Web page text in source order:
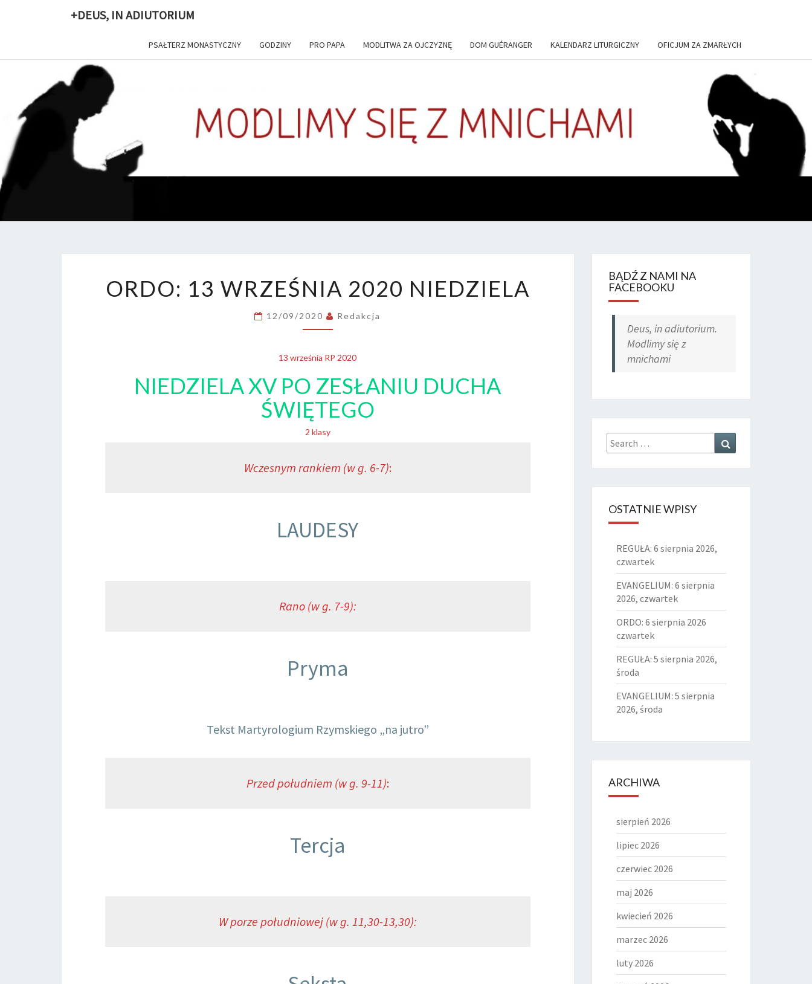
+DEUS, IN ADIUTORIUM
PSAŁTERZ MONASTYCZNY GODZINY PRO PAPA MODLITWA ZA OJCZYZNĘ DOM GUÉRANGER KALENDARZ LITURGICZNY OFICJUM ZA ZMARŁYCH
Codziennie
13
2020
NIEDZIELA
ORDO: 13 WRZEŚNIA 2020 NIEDZIELA
12/09/2020 Redakcja
13 września RP 2020
NIEDZIELA XV PO ZESŁANIU DUCHA
ŚWIĘTEGO
2 klasy
Wczesnym rankiem (w g. 6-7):
LAUDESY
Rano (w g. 7-9):
Pryma
Tekst Martyrologium Rzymskiego „na jutro”
Przed południem (w g. 9-11):
Tercja
W porze południowej (w g. 11,30-13,30):
BĄDŹ Z NAMI NA
FACEBOOKU
Deus, in adiutorium.
Modlimy się z
mnichami
Search
for:
OSTATNIE WPISY
REGUŁA: 6 sierpnia 2026,
czwartek
EVANGELIUM: 6 sierpnia
2026, czwartek
ORDO: 6 sierpnia 2026
czwartek
REGUŁA: 5 sierpnia 2026,
środa
EVANGELIUM: 5 sierpnia
2026, środa
ARCHIWA
sierpień 2026
lipiec 2026
czerwiec 2026
maj 2026
kwiecień 2026
marzec 2026
luty 2026